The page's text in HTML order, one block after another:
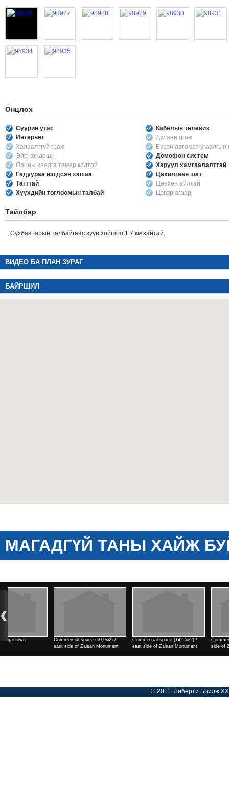
Онцлох
Суурин утас
Кабелын телевиз
Интернет
Дулаан граж
Халаалтгүй граж
Бүрэн автомат
Эйр кондешн
Домофон систем
Орцны хаалга төмөр кодтой
Харуул хамгаалалттай
Гадуураа нэгдсэн хашаа
Цахилгаан шат
Тагттай
Цөөхөн айлтай
Хүүхдийн тоглоомын талбай
Цэвэр агаар
Тайлбар
Сүхбаатарын талбайгаас зүүн хойшоо 1,7 км зайтай.
ВИДЕО БА ПЛАН ЗУРАГ
БАЙРШИЛ
МАГАДГҮЙ ТАНЫ ХАЙЖ
Commercial space (142,5м2) /
east side of Zaisan Monument
Commercial space (182м2) / east
side of Zaisan Monument
2 rooms / north side of
cinema
© 2011. Либерти Бридж